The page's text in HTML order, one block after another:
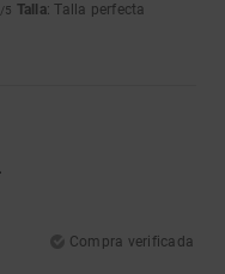
/5 Talla: Talla perfecta
Compra verificada